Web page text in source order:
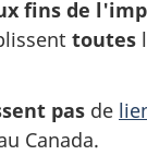
fins de
toutes
pas de
Canada.